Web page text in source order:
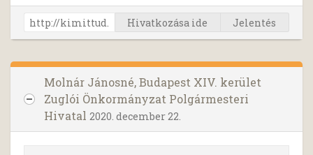
Hivatkozása ide Jelentés
Molnár Jánosné, Budapest XIV. kerület
Zuglói Önkormányzat Polgármesteri
Hivatal 2020. december 22.